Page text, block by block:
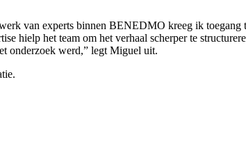
van experts binnen BENEDMO kreeg ik toegang
hielp het team om het verhaal scherper te
onderzoek werd,” legt Miguel uit.